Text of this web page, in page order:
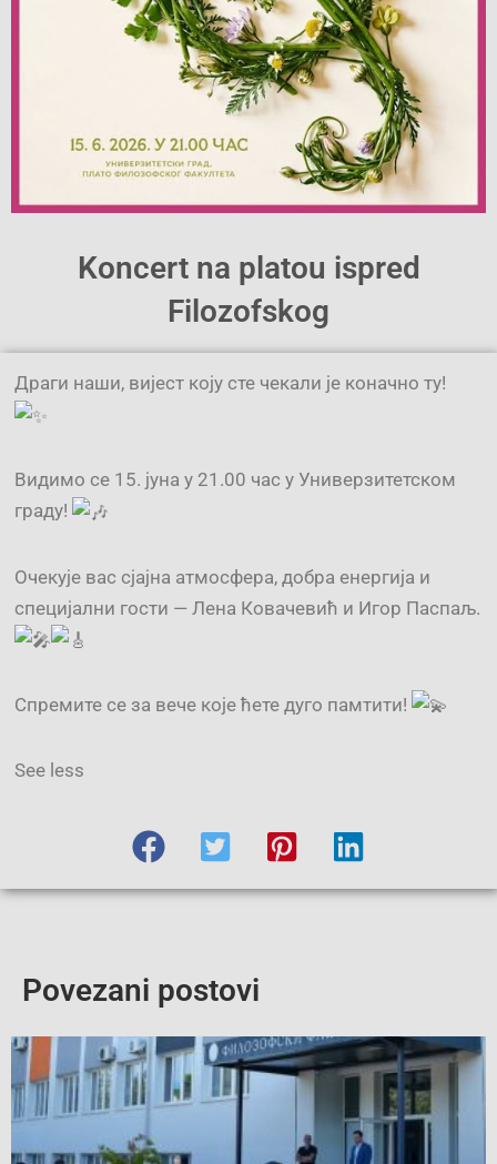
Koncert na platou ispred
Filozofskog
Драги наши, вијест коју сте чекали је коначно ту!
Видимо се 15. јуна у 21.00 час у Универзитетском
граду!
Очекује вас сјајна атмосфера, добра енергија и
специјални гости — Лена Ковачевић и Игор Паспаљ.
Спремите се за вече које ћете дуго памтити!
See less
Povezani postovi